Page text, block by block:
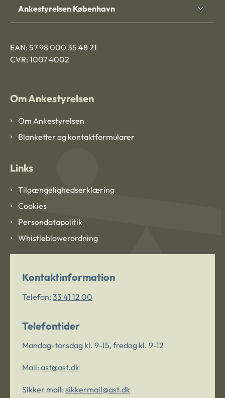
Ankestyrelsen København
EAN: 57 98 000 35 48 21
CVR: 1007 4002
Om Ankestyrelsen
Om Ankestyrelsen
Blanketter og kontaktformularer
Links
Tilgængelighedserklæring
Cookies
Persondatapolitik
Whistleblowerordning
Kontaktinformation
Telefon: 33 41 12 00
Telefontider
Mandag-torsdag kl. 9-15, fredag kl. 9-12
Mail: ast@ast.dk
Sikker mail: sikkermail@ast.dk